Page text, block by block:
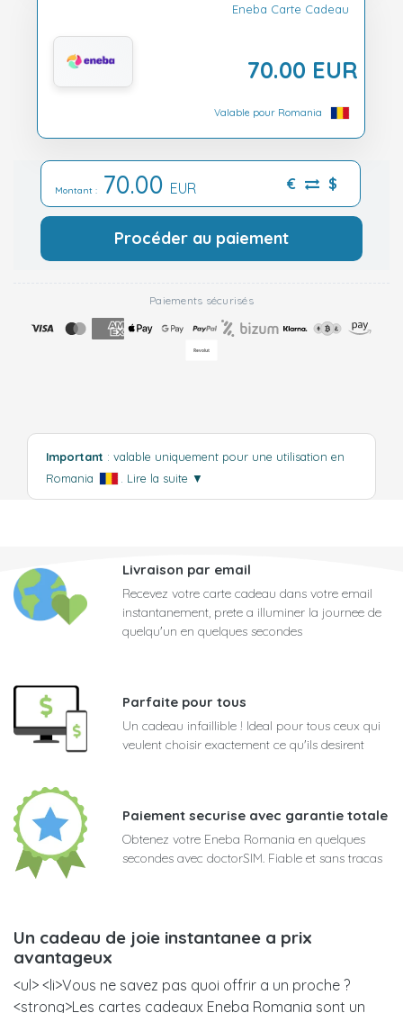
Eneba Carte Cadeau
70.00 EUR
Valable pour Romania
Montant : 70.00 EUR € $
Procéder au paiement
Paiements sécurisés
Important : valable uniquement pour une utilisation en
Romania
Lire la suite ▼
Livraison par email
Recevez votre carte cadeau dans votre email
instantanement, prete a illuminer la journee de
quelqu'un en quelques secondes
Parfaite pour tous
Un cadeau infaillible ! Ideal pour tous ceux qui
veulent choisir exactement ce qu'ils desirent
Paiement securise avec garantie totale
Obtenez votre Eneba Romania en quelques
secondes avec doctorSIM. Fiable et sans tracas
Un cadeau de joie instantanee a prix
avantageux
<ul> <li>Vous ne savez pas quoi offrir a un proche ?
<strong>Les cartes cadeaux Eneba Romania sont un